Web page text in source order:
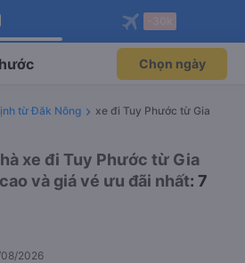
Vexere ngay!
đãi thành viên độc
Mở app
Vexere
khi đặt vé máy bay qua
Mở app
Chọn ngày
từ Đăk Nông
xe đi Tuy Phước từ Gia
xe đi Tuy Phước từ Gia
và giá vé ưu đãi nhất: 7
2026